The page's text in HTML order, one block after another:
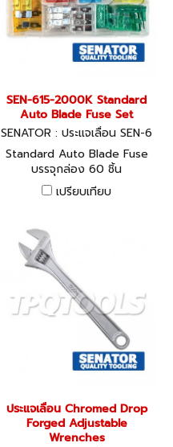
SEN-615-2000K Standard
Auto Blade Fuse Set
SENATOR : ประแจเลื่อน SEN-6
15-2000K
Standard Auto Blade Fuse
บรรจุกล่อง 60 ชิ้น
เปรียบเทียบ
ประแจเลื่อน Chromed Drop
Forged Adjustable
Wrenches